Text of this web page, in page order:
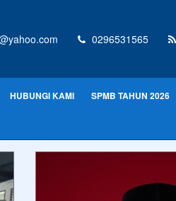
0296531565
HUBUNGI KAMI SPMB TAHUN 2026